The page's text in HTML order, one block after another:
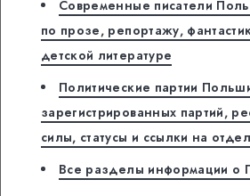
Современные писатели
по прозе, репортажу,
детской литературе
Политические партии
зарегистрированных партий,
силы, статусы и ссылки на
Все разделы информации о